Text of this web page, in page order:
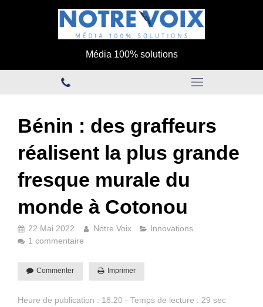
Média 100% solutions
Bénin : des graffeurs
réalisent la plus grande
fresque murale du
monde à Cotonou
22 Mai 2022 Notre Voix
Innovations
1 commentaire
Commenter Imprimer
Heure de publication : 18:20 - Temps de lecture : 29 sec